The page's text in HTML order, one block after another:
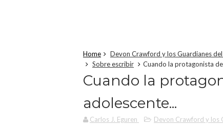
Home Devon Crawford y los Guardianes
Sobre escribir
Cuando la protagonista
Cuando la
adolescente...
Carlos J. Eguren Devon Crawford y los